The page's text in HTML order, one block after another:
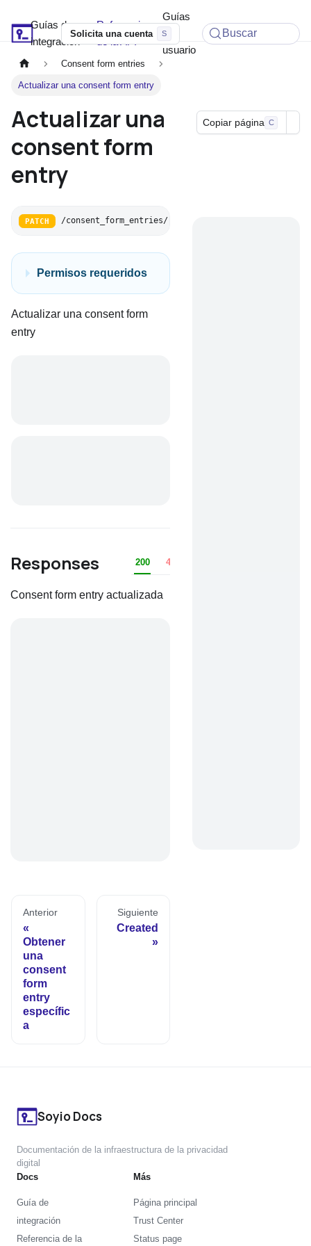
Soyio Docs
Guías de
integración
Referencia
de la API
Guías
de
usuario
Solicita una cuenta Buscar
Consent form entries
Actualizar una consent form entry
Actualizar una
consent form
entry
Copiar página C
PATCH /consent_form_entries/:id
Permisos requeridos
Actualizar una consent form
entry
Responses 200 401
Consent form entry actualizada
Anterior
Obtener
una
consent
form
entry
específic
a
Siguiente
Created
Soyio Docs
Documentación de la infraestructura de la privacidad
digital
Docs
Guía de
integración
Referencia de la
Más
Página principal
Trust Center
Status page